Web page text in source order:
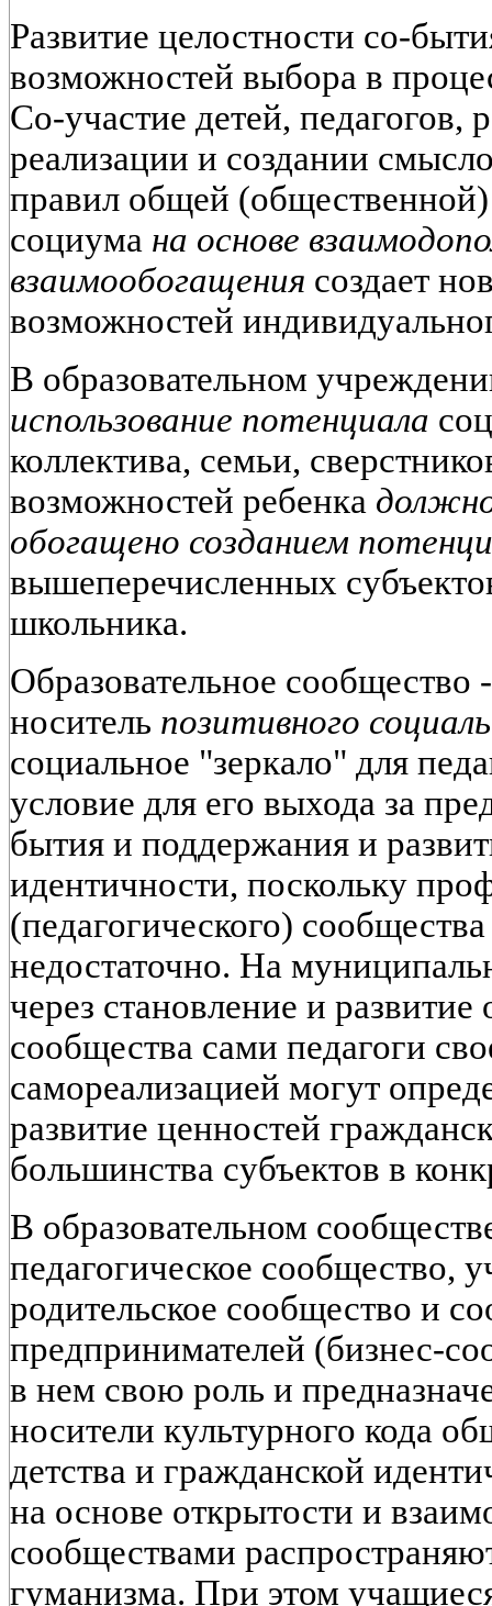
Развитие целостности со-
возможностей выбора в
Со-участие детей, педагогов,
реализации и создании
правил общей
социума на основе
взаимообогащения создает
возможностей
В образовательном
использование потенциала
коллектива, семьи,
возможностей ребенка
обогащено созданием
вышеперечисленных
школьника.
Образовательное сообщество
носитель позитивного
социальное "зеркало" для
условие для его выхода за
бытия и поддержания и
идентичности, поскольку
(педагогического)
недостаточно. На
через становление и развитие
сообщества сами педагоги
самореализацией могут
развитие ценностей
большинства субъектов в
В образовательном
педагогическое сообщество,
родительское сообщество и
предпринимателей (бизнес-
в нем свою роль и
носители культурного кода
детства и гражданской
на основе открытости и
сообществами
гуманизма. При этом